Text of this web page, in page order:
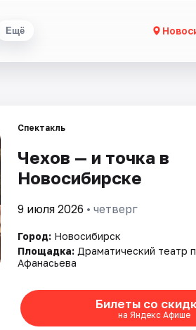
Ещё
Спектакль
Чехов — и точка в
Новосибирске
9 июля 2026 • четверг
Город: Новосибирск
Площадка: Драматический театр
Афанасьева
Билеты со
на Яндекс Афише